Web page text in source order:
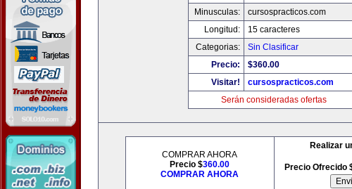
Minusculas:
cursospracticos.com
Longitud:
15 caracteres
Categorias:
Sin Clasificar
Precio:
$360.00
Visitar!
cursospracticos.com
Serán consideradas ofertas
COMPRAR AHORA
Precio $360.00
COMPRAR AHORA
Realizar
Precio Ofrecido